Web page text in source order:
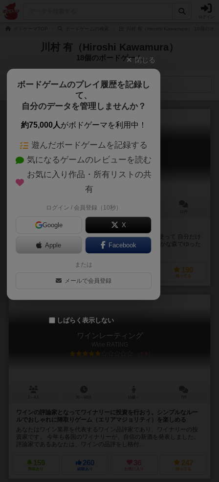
川村 有（Hiroshi Kawamura）
18個のボードゲーム
検索メニュー
ソロキャンプ ポケット
Solo Camp Pocket
20分前後
自分だけの理想のキャンプを楽しもう！
ソロキャンプとは 自分の好きなことや道具（ギア）を使って 自分だけ
のキャンプを楽しむことです。 都会の喧騒から離れ 静かな森でゆった
りと飲むコーヒー。 読みかけの本を...
86 190
持ってる
ワインレーティング
Wine RATING
5.9
ワインの評論家となってワイナリーに投資を行おう。シンプルなルー
ルでおしゃれに陣取りゲーム（エリアマジョリティ）を楽しめる
あなたはワイン業界を代表するワイン品評家であり、ワイナリーの投
資家です。 今年も各国のワイナリーが、自信の新酒を発表しました。
評論家であるあなたは、ワインの品評をし格付...
159
興味あり
260
経験あり
36
お気に入り
247
持ってる
閉じる
ボードゲームのプレイ履歴を記録し
て、
自分のデータを管理しませんか？
約75,000人がボドゲーマを利用中！
遊んだボードゲームを記録する
気になるゲームのレビューを読む
お気に入り作品・所有リストの共
有
ログイン / 会員登録（10秒）
Google X
Apple Facebook
または
メールで会員登録
しばらく表示しない